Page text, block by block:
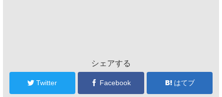
シェアする
Twitter Facebook はてブ